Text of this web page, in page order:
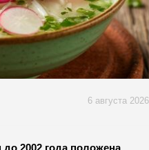
6 августа 2026
2002 года положена